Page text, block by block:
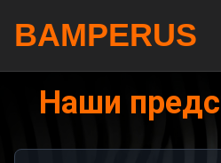
BAMPERUS
Наши